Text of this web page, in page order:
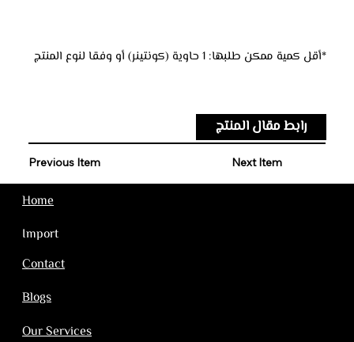
*أقل كمية ممكن طلبها: 1 حاوية (كونتينر) أو وفقا لنوع المنتج
رابط مقال المنتج
Next Item
Previous Item
Home
Import
Contact
Blogs
Our Services